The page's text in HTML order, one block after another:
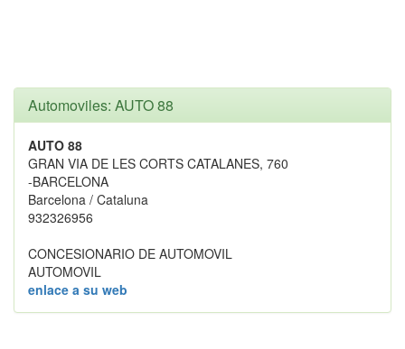
Automoviles: AUTO 88
AUTO 88
GRAN VIA DE LES CORTS CATALANES, 760
-BARCELONA
Barcelona / Cataluna
932326956
CONCESIONARIO DE AUTOMOVIL
AUTOMOVIL
enlace a su web